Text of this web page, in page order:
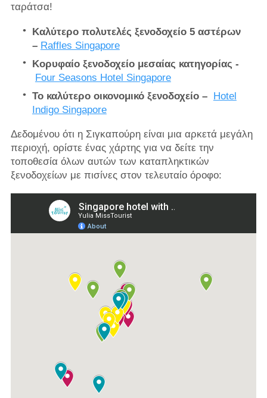
ταράτσα!
Καλύτερο πολυτελές ξενοδοχείο 5 αστέρων
– Raffles Singapore
Κορυφαίο ξενοδοχείο μεσαίας κατηγορίας -
Four Seasons Hotel Singapore
Το καλύτερο οικονομικό ξενοδοχείο – Hotel
Indigo Singapore
Δεδομένου ότι η Σιγκαπούρη είναι μια αρκετά μεγάλη
περιοχή, ορίστε ένας χάρτης για να δείτε την
τοποθεσία όλων αυτών των καταπληκτικών
ξενοδοχείων με πισίνες στον τελευταίο όροφο: